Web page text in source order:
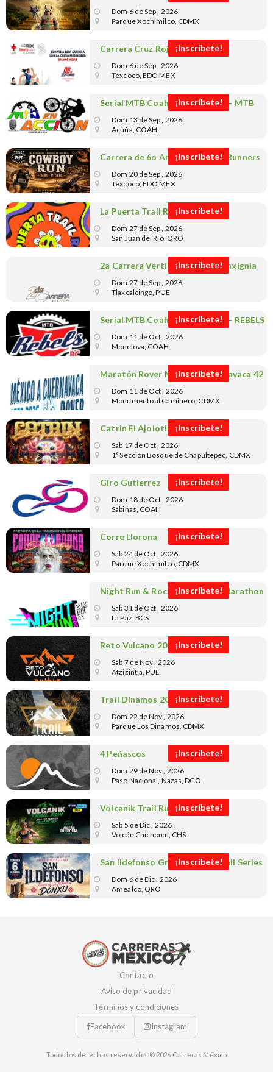
Dom 6 de Sep , 2026
Parque Xochimilco, CDMX
Carrera Cruz Roja Texcoco
¡Inscríbete!
Dom 6 de Sep , 2026
Texcoco, EDO MEX
Serial MTB Coahuila - 8a Etapa - MTB
EN ACCION
¡Inscríbete!
Dom 13 de Sep , 2026
Acuña, COAH
Carrera de 6o Aniversario MIT Runners
Texcoco
¡Inscríbete!
Dom 20 de Sep , 2026
Texcoco, EDO MEX
La Puerta Trail Race 2026
¡Inscríbete!
Dom 27 de Sep , 2026
San Juan del Río, QRO
2a Carrera Vertical WellVitae Inxignia
¡Inscríbete!
Dom 27 de Sep , 2026
Tlaxcalcingo, PUE
Serial MTB Coahuila - 9a Etapa - REBELS
RC
¡Inscríbete!
Dom 11 de Oct , 2026
Monclova, COAH
Maratón Rover México a Cuernavaca 42
& 31 KM
¡Inscríbete!
Dom 11 de Oct , 2026
Monumento al Caminero, CDMX
Catrin El Ajolotin 5K¡Inscríbete!
Sab 17 de Oct , 2026
1ª Sección Bosque de Chapultepec, CDMX
Giro Gutierrez ¡Inscríbete!
Dom 18 de Oct , 2026
Sabinas, COAH
Corre Llorona ¡Inscríbete!
Sab 24 de Oct , 2026
Parque Xochimilco, CDMX
Night Run & Rock La Paz, Half Marathon
2026
¡Inscríbete!
Sab 31 de Oct , 2026
La Paz, BCS
Reto Vulcano 2026¡Inscríbete!
Sab 7 de Nov , 2026
Atzizintla, PUE
Trail Dinamos 2026¡Inscríbete!
Dom 22 de Nov , 2026
Parque Los Dinamos, CDMX
4 Peñascos ¡Inscríbete!
Dom 29 de Nov , 2026
Paso Nacional, Nazas, DGO
Volcanik Trail Run 2026¡Inscríbete!
Sab 5 de Dic , 2026
Volcán Chichonal, CHS
San Ildefonso Green Walker Trail Series
¡Inscríbete!
Dom 6 de Dic , 2026
Amealco, QRO
Contacto
Aviso de privacidad
Términos y condiciones
Facebook
Instagram
Todos los derechos reservados © 2026 Carreras México